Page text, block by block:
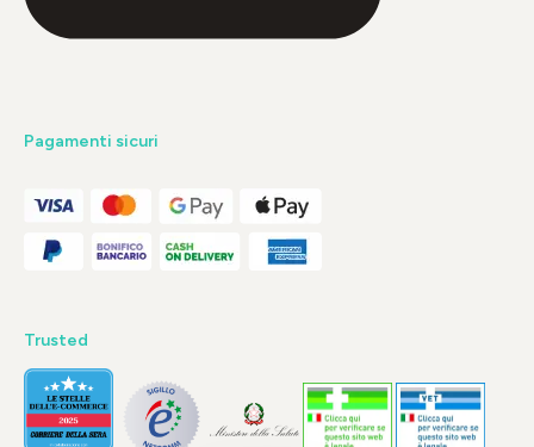
Pagamenti sicuri
Trusted